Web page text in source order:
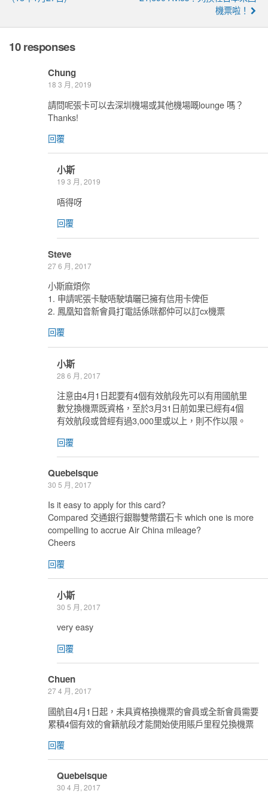
機票啦！
10 responses
Chung
18 3 月, 2019
請問呢張卡可以去深圳機場或其他機場嘅lounge 嗎？
Thanks!
回覆
小斯
19 3 月, 2019
唔得呀
回覆
Steve
27 6 月, 2017
小斯麻煩你
1. 申請呢張卡駛唔駛填曬已擁有信用卡俾佢
2. 鳳凰知音新會員打電話係咪都仲可以訂cx機票
回覆
小斯
28 6 月, 2017
注意由4月1日起要有4個有效航段先可以有用國航里
數兌換機票既資格，至於3月31日前如果已經有4個
有效航段或曾經有過3,000里或以上，則不作以限。
回覆
Quebeisque
30 5 月, 2017
Is it easy to apply for this card?
Compared 交通銀行銀聯雙幣鑽石卡 which one is more
compelling to accrue Air China mileage?
Cheers
回覆
小斯
30 5 月, 2017
very easy
回覆
Chuen
27 4 月, 2017
國航自4月1日起，未具資格換機票的會員或全新會員需要
累積4個有效的會籍航段才能開始使用賬戶里程兑換機票
回覆
Quebeisque
30 4 月, 2017